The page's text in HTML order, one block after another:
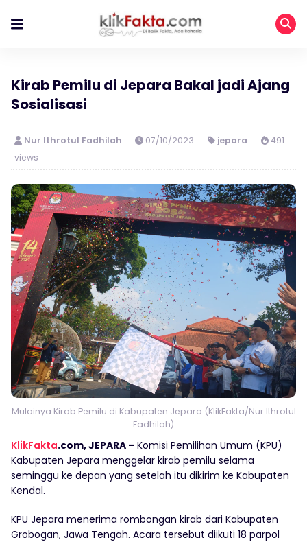
Kirab Pemilu di Jepara Bakal jadi Ajang
Sosialisasi
Nur Ithrotul Fadhilah 07/10/2023 jepara
491
views
Mulainya Kirab Pemilu di Kabupaten Jepara (KlikFakta/Nur Ithrotul
Fadhilah)
KlikFakta.com, JEPARA – Komisi Pemilihan Umum (KPU)
Kabupaten Jepara menggelar kirab pemilu selama
seminggu ke depan yang setelah itu dikirim ke Kabupaten
Kendal.
KPU Jepara menerima rombongan kirab dari Kabupaten
Grobogan, Jawa Tengah. Acara tersebut diikuti 18 parpol